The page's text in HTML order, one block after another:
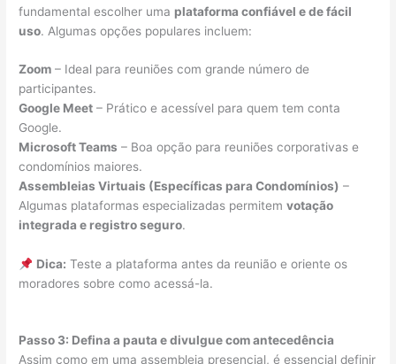
fundamental escolher uma plataforma confiável e de fácil
uso. Algumas opções populares incluem:
Zoom – Ideal para reuniões com grande número de
participantes.
Google Meet – Prático e acessível para quem tem conta
Google.
Microsoft Teams – Boa opção para reuniões corporativas e
condomínios maiores.
Assembleias Virtuais (Específicas para Condomínios) –
Algumas plataformas especializadas permitemvotação
integrada e registro seguro.
Dica: Teste a plataforma antes da reunião e oriente os
moradores sobre como acessá-la.
Passo 3: Defina a pauta e divulgue com antecedência
Assim como em uma assembleia presencial, é essencial definir